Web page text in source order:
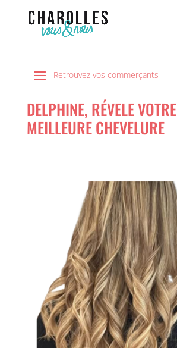
DELPHINE, RÉVELE VOTRE
MEILLEURE CHEVELURE